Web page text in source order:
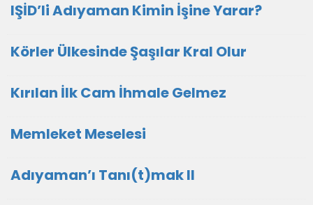
IŞİD’li Adıyaman Kimin İşine Yarar?
Körler Ülkesinde Şaşılar Kral Olur
Kırılan İlk Cam İhmale Gelmez
Memleket Meselesi
Adıyaman’ı Tanı(t)mak II